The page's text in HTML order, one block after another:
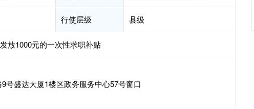
行使层级 县级
放1000元的一次性求职补贴
号盛达大厦1楼区政务服务中心57号窗口